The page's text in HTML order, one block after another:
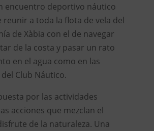
encuentro deportivo náutico
reunir a toda la flota de vela del
de Xàbia con el de navegar
de la costa y pasar un rato
en el agua como en las
Club Náutico.
por las actividades
acciones que mezclan el
de la naturaleza. Una